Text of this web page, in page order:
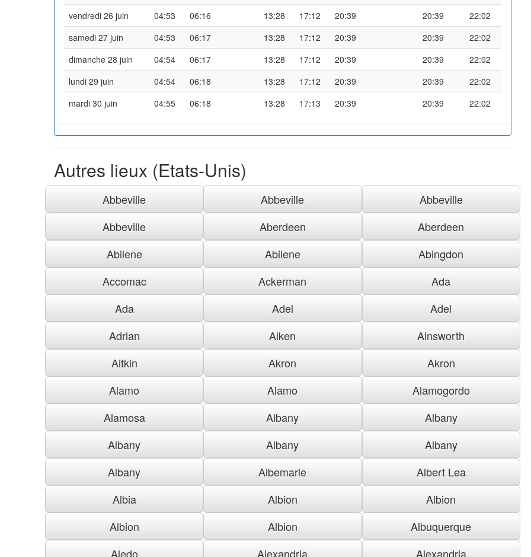
vendredi 26 juin
04:53 06:16 13:28 17:12 20:39 20:39
22:02
samedi 27 juin
04:53 06:17 13:28 17:12 20:39 20:39
22:02
dimanche 28 juin
04:54 06:17 13:28 17:12 20:39 20:39
22:02
lundi 29 juin
04:54 06:18 13:28 17:12 20:39 20:39
22:02
mardi 30 juin
04:55 06:18 13:28 17:13 20:39 20:39 22:02
Autres lieux (Etats-Unis)
Abbeville Abbeville
Abbeville
Abbeville
Aberdeen
Aberdeen
Abilene
Abilene
Abingdon
Accomac
Ackerman
Ada
Ada
Adel
Adel
Adrian
Aiken
Ainsworth
Aitkin
Akron
Akron
Alamo
Alamo
Alamogordo
Alamosa
Albany
Albany
Albany
Albany
Albany
Albany
Albemarle
Albert Lea
Albia
Albion
Albion
Albion
Albion
Albuquerque
Aledo
Alexandria Alexandria